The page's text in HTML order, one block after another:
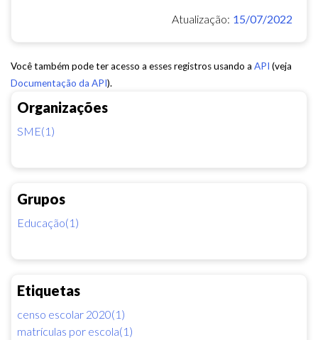
Organizações
SME(1)
Grupos
Educação(1)
Etiquetas
censo escolar 2020(1)
matrículas por escola(1)
Atualização: 15/07/2022
Você também pode ter acesso a esses registros usando a API (veja
Documentação da API).